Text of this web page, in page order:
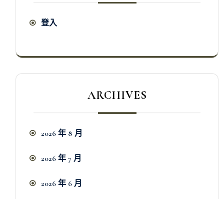
登入
ARCHIVES
2026 年 8 月
2026 年 7 月
2026 年 6 月